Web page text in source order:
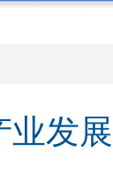
发